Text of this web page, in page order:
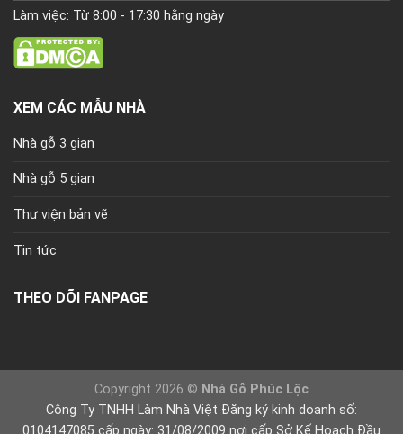
Làm việc: Từ 8:00 - 17:30 hằng ngày
XEM CÁC MẪU NHÀ
Nhà gỗ 3 gian
Nhà gỗ 5 gian
Thư viện bản vẽ
Tin tức
THEO DÕI FANPAGE
Copyright 2026 © Nhà Gỗ Phúc Lộc
Công Ty TNHH Làm Nhà Việt Đăng ký kinh doanh số: